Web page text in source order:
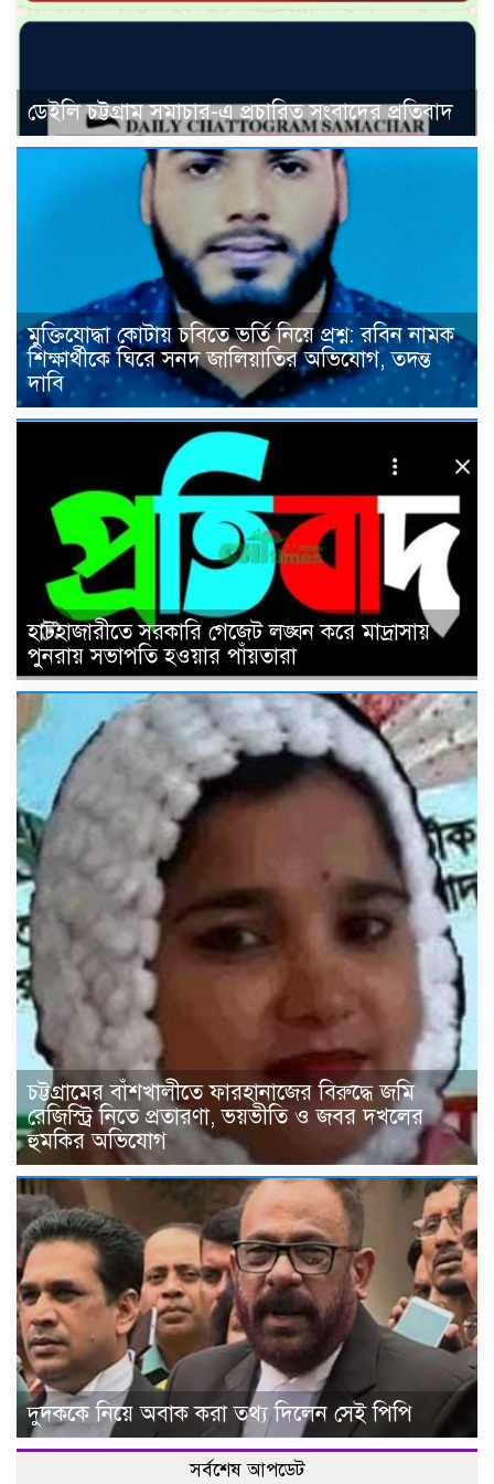
ডেইলি চট্টগ্রাম সমাচার-এ প্রচারিত সংবাদের প্রতিবাদ
মুক্তিযোদ্ধা কোটায় চবিতে ভর্তি নিয়ে প্রশ্ন: রবিন নামক
শিক্ষার্থীকে ঘিরে সনদ জালিয়াতির অভিযোগ, তদন্ত
দাবি
হাটহাজারীতে সরকারি গেজেট লঙ্ঘন করে মাদ্রাসায়
পুনরায় সভাপতি হওয়ার পাঁয়তারা
চট্টগ্রামের বাঁশখালীতে ফারহানাজের বিরুদ্ধে জমি
রেজিস্ট্রি নিতে প্রতারণা, ভয়ভীতি ও জবর দখলের
হুমকির অভিযোগ
দুদককে নিয়ে অবাক করা তথ্য দিলেন সেই পিপি
সর্বশেষ আপডেট